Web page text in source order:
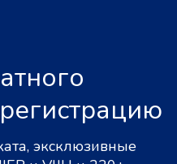
эксклюзивные